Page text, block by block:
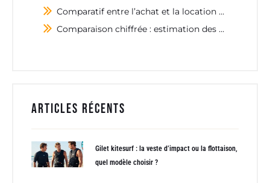
Comparatif entre l’achat et la location de matériel pour une première expérience
Comparaison chiffrée : estimation des coûts entre location et achat sur une première saison
Articles récents
Gilet kitesurf : la veste d’impact ou la flottaison,
quel modèle choisir ?